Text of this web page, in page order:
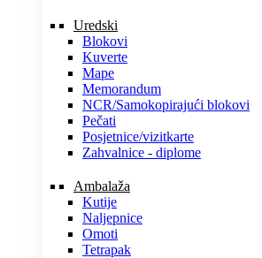
Uredski
Blokovi
Kuverte
Mape
Memorandum
NCR/Samokopirajući blokovi
Pečati
Posjetnice/vizitkarte
Zahvalnice - diplome
Ambalaža
Kutije
Naljepnice
Omoti
Tetrapak